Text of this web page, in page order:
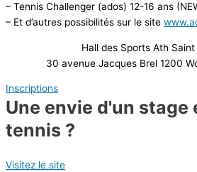
– Tennis Challenger (ados) 12-16 ans
– Et d’autres possibilités sur le site
Hall des Sports Ath
30 avenue Jacques Brel 1200
Inscriptions
Une envie d'un stage
tennis ?
Visitez le site